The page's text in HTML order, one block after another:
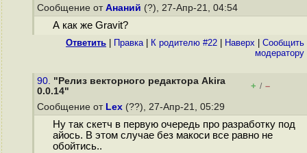
Сообщение от Ананий (?), 27-Апр-21, 04:54
А как же Gravit?
Ответить Правка| К родителю #22 Наверх
Cообщить
модератору
90. "Релиз векторного редактора Akira
0.0.14"
+ / –
Сообщение от Lex (??), 27-Апр-21, 05:29
Ну так скетч в первую очередь про разработку под
айось. В этом случае без макоси все равно не
обойтись..